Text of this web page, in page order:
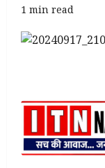
1 min read